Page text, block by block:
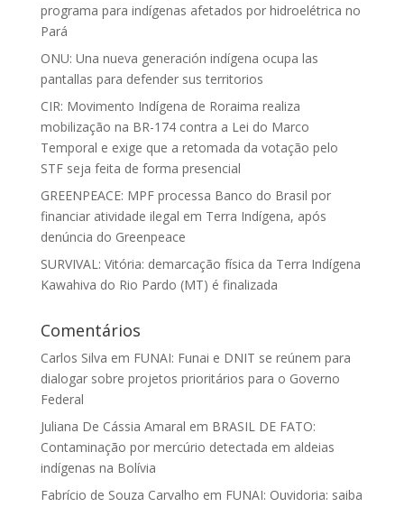
programa para indígenas afetados por hidroelétrica no
Pará
ONU: Una nueva generación indígena ocupa las
pantallas para defender sus territorios
CIR: Movimento Indígena de Roraima realiza
mobilização na BR-174 contra a Lei do Marco
Temporal e exige que a retomada da votação pelo
STF seja feita de forma presencial
GREENPEACE: MPF processa Banco do Brasil por
financiar atividade ilegal em Terra Indígena, após
denúncia do Greenpeace
SURVIVAL: Vitória: demarcação física da Terra Indígena
Kawahiva do Rio Pardo (MT) é finalizada
Comentários
Carlos Silva em FUNAI: Funai e DNIT se reúnem para
dialogar sobre projetos prioritários para o Governo
Federal
Juliana De Cássia Amaral em BRASIL DE FATO:
Contaminação por mercúrio detectada em aldeias
indígenas na Bolívia
Fabrício de Souza Carvalho em FUNAI: Ouvidoria: saiba